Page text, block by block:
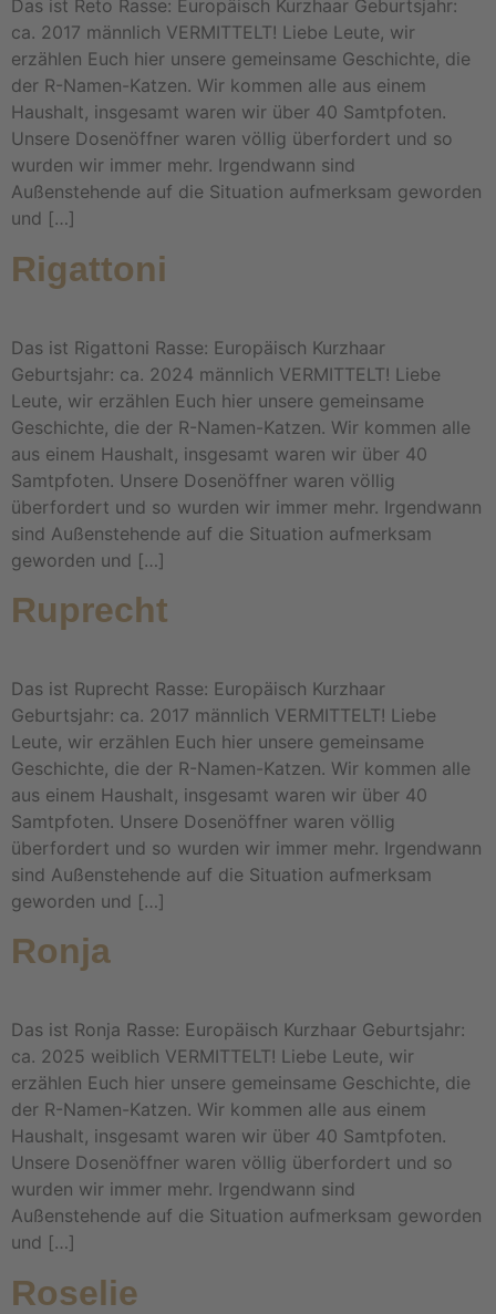
Das ist Reto Rasse: Europäisch Kurzhaar Geburtsjahr:
ca. 2017 männlich VERMITTELT! Liebe Leute, wir
erzählen Euch hier unsere gemeinsame Geschichte, die
der R-Namen-Katzen. Wir kommen alle aus einem
Haushalt, insgesamt waren wir über 40 Samtpfoten.
Unsere Dosenöffner waren völlig überfordert und so
wurden wir immer mehr. Irgendwann sind
Außenstehende auf die Situation aufmerksam geworden
und […]
Rigattoni
Das ist Rigattoni Rasse: Europäisch Kurzhaar
Geburtsjahr: ca. 2024 männlich VERMITTELT! Liebe
Leute, wir erzählen Euch hier unsere gemeinsame
Geschichte, die der R-Namen-Katzen. Wir kommen alle
aus einem Haushalt, insgesamt waren wir über 40
Samtpfoten. Unsere Dosenöffner waren völlig
überfordert und so wurden wir immer mehr. Irgendwann
sind Außenstehende auf die Situation aufmerksam
geworden und […]
Ruprecht
Das ist Ruprecht Rasse: Europäisch Kurzhaar
Geburtsjahr: ca. 2017 männlich VERMITTELT! Liebe
Leute, wir erzählen Euch hier unsere gemeinsame
Geschichte, die der R-Namen-Katzen. Wir kommen alle
aus einem Haushalt, insgesamt waren wir über 40
Samtpfoten. Unsere Dosenöffner waren völlig
überfordert und so wurden wir immer mehr. Irgendwann
sind Außenstehende auf die Situation aufmerksam
geworden und […]
Ronja
Das ist Ronja Rasse: Europäisch Kurzhaar Geburtsjahr:
ca. 2025 weiblich VERMITTELT! Liebe Leute, wir
erzählen Euch hier unsere gemeinsame Geschichte, die
der R-Namen-Katzen. Wir kommen alle aus einem
Haushalt, insgesamt waren wir über 40 Samtpfoten.
Unsere Dosenöffner waren völlig überfordert und so
wurden wir immer mehr. Irgendwann sind
Außenstehende auf die Situation aufmerksam geworden
und […]
Roselie